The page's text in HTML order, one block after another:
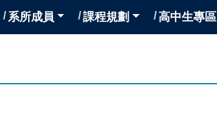
系所成員 課程規劃 高中生專區